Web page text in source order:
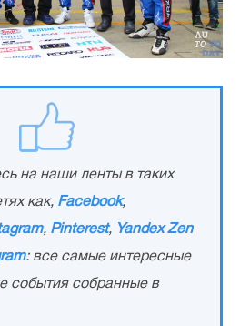
на наши ленты в таких
как, Facebook,
, Pinterest, Yandex Zen
: все самые интересные
события собранные в